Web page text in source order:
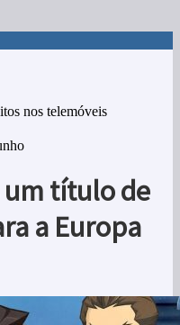
nos telemóveis
um título de
a Europa